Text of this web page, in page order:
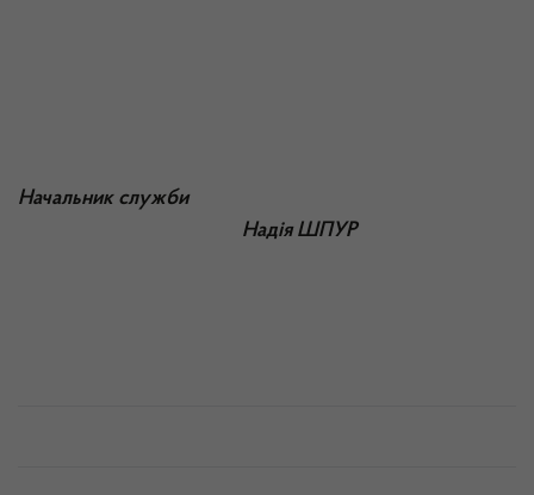
Начальник служби
Надія ШПУР